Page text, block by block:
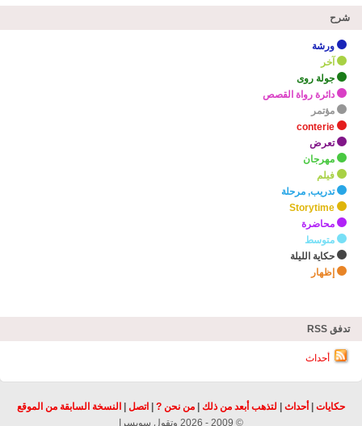
شرح
ورشة
آخر
جولة روى
دائرة رواة القصص
مؤتمر
conterie
تعرض
مهرجان
فيلم
تدريب, مرحلة
Storytime
محاضرة
متوسط
حكاية الليلة
إظهار
تدفق RSS
أحداث
حكايات| أحداث| لتذهب أبعد من ذلك من نحن ?| اتصل|
النسخة السابقة من الموقع
© 2009 - 2026 وتقول سويسرا